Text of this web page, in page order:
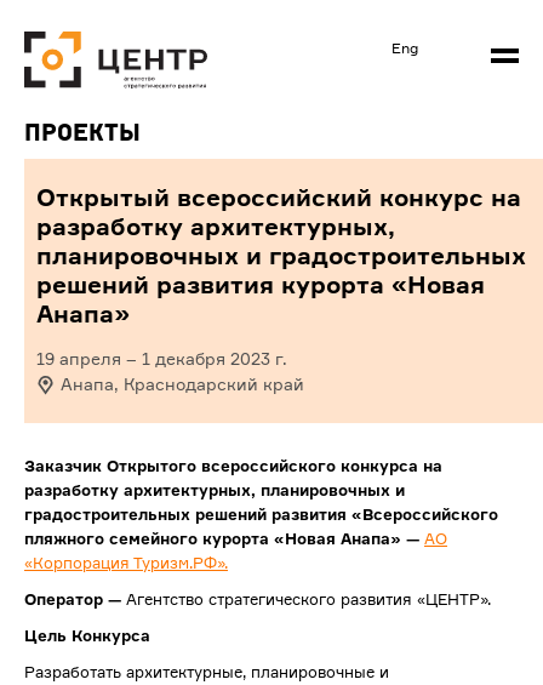
Eng
Проекты
Открытый всероссийский конкурс на
разработку архитектурных,
планировочных и градостроительных
решений развития курорта «Новая
Анапа»
19 апреля – 1 декабря 2023 г.
Анапа, Краснодарский край
Заказчик Открытого всероссийского конкурса на
разработку архитектурных, планировочных и
градостроительных решений развития «Всероссийского
пляжного семейного курорта «Новая Анапа» — АО
«Корпорация Туризм.РФ».
Оператор — Агентство стратегического развития «ЦЕНТР».
Цель Конкурса
Разработать архитектурные, планировочные и